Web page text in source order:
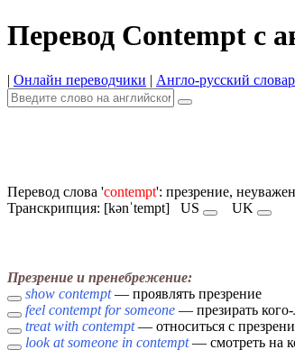
Перевод Contempt с
| Онлайн переводчики | Англо-русский
Перевод слова 'contempt': презрение,
Транскрипция: [kənˈtempt] US UK
Презрение и пренебрежение:
show contempt— проявлять презрение
feel contempt for someone — презирать
treat with contempt— относиться с
look at someone in contempt— смотреть на